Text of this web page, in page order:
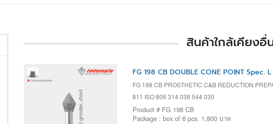
สินค้าใกล้เคียงอื่
FG 198 CB DOUBLE CONE POINT Spec.
FG 198 CB PROSTHETIC C&B REDUCTION
811 ISO 806 314 038 544 030
Product # FG 198 CB
Package : box of 6 pcs. 1,800 บาท